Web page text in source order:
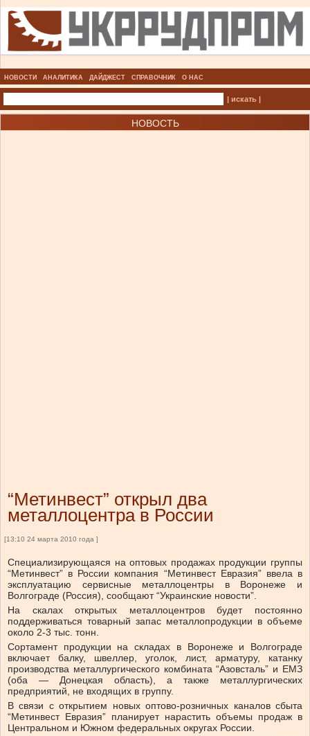
НОВОСТИ АНАЛИТИКА ДАЙДЖЕСТ СПРАВОЧНИК О НАС
| искать |
НОВОСТЬ
“Метинвест” открыл два
металлоцентра в России
[13:10 24 марта 2010 года ]
Специализирующаяся на оптовых продажах продукции группы
“Метинвест” в России компания “Метинвест Евразия” ввела в
эксплуатацию сервисные металлоцентры в Воронеже и
Волгограде (Россия), сообщают “Украинские новости”.
На скалах открытых металлоцентров будет постоянно
поддерживаться товарный запас металлопродукции в объеме
около 2-3 тыс. тонн.
Сортамент продукции на складах в Воронеже и Волгограде
включает балку, швеллер, уголок, лист, арматуру, катанку
производства металлургического комбината “Азовсталь” и ЕМЗ
(оба — Донецкая область), а также металлургических
предприятий, не входящих в группу.
В связи с открытием новых оптово-розничных каналов сбыта
“Метинвест Евразия” планирует нарастить объемы продаж в
Центральном и Южном федеральных округах России.